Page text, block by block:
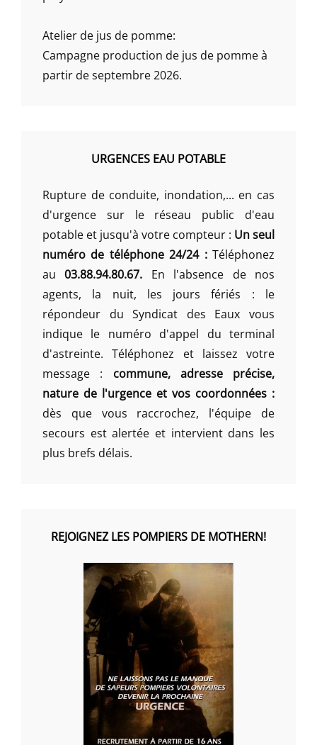
Atelier de jus de pomme:
Campagne production de jus de pomme à
partir de septembre 2026.
URGENCES EAU POTABLE
Rupture de conduite, inondation,... en cas
d'urgence sur le réseau public d'eau
potable et jusqu'à votre compteur : Un seul
numéro de téléphone 24/24 :Téléphonez
au03.88.94.80.67. En l'absence de nos
agents, la nuit, les jours fériés : le
répondeur du Syndicat des Eaux vous
indique le numéro d'appel du terminal
d'astreinte. Téléphonez et laissez votre
message : commune, adresse précise,
nature de l'urgence et vos coordonnées :
dès que vous raccrochez, l'équipe de
secours est alertée et intervient dans les
plus brefs délais.
REJOIGNEZ LES POMPIERS DE MOTHERN!